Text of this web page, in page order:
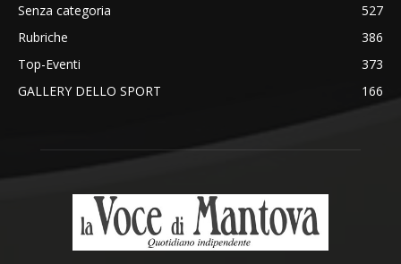
Senza categoria
527
Rubriche
386
Top-Eventi
373
GALLERY DELLO SPORT
166